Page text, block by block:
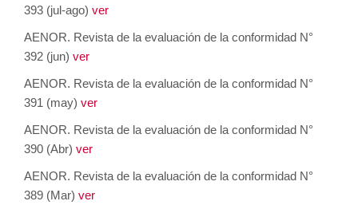
393 (jul-ago) ver
AENOR. Revista de la evaluación de la conformidad N°
392 (jun) ver
AENOR. Revista de la evaluación de la conformidad N°
391 (may) ver
AENOR. Revista de la evaluación de la conformidad N°
390 (Abr) ver
AENOR. Revista de la evaluación de la conformidad N°
389 (Mar) ver